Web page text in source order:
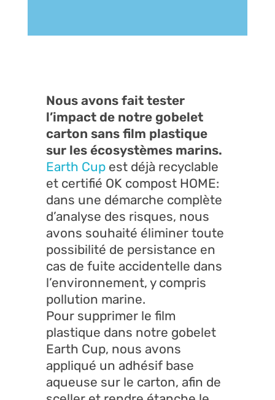
Nous avons fait tester
l’impact de notre gobelet
carton sans film plastique
sur les écosystèmes marins.
Earth Cup est déjà recyclable
et certifié OK compost HOME:
dans une démarche complète
d’analyse des risques, nous
avons souhaité éliminer toute
possibilité de persistance en
cas de fuite accidentelle dans
l’environnement, y compris
pollution marine.
Pour supprimer le film
plastique dans notre gobelet
Earth Cup, nous avons
appliqué un adhésif base
aqueuse sur le carton, afin de